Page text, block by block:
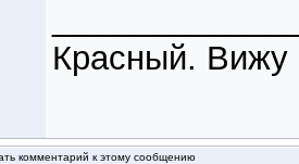
Красный. Вижу
комментарий к этому сообщению